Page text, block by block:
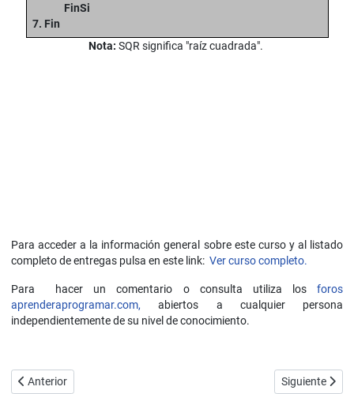
FinSi
7. Fin
Nota: SQR significa "raíz cuadrada".
Para acceder a la información general sobre este curso y al listado
completo de entregas pulsa en este link: Ver curso completo.
Para hacer un comentario o consulta utiliza losforos
aprenderaprogramar.com, abiertos a cualquier persona
independientemente de su nivel de conocimiento.
Artículo anterior: Instrucciones condicionales Si - Entonces - SiNo (if
Anterior Artículo
Siguiente